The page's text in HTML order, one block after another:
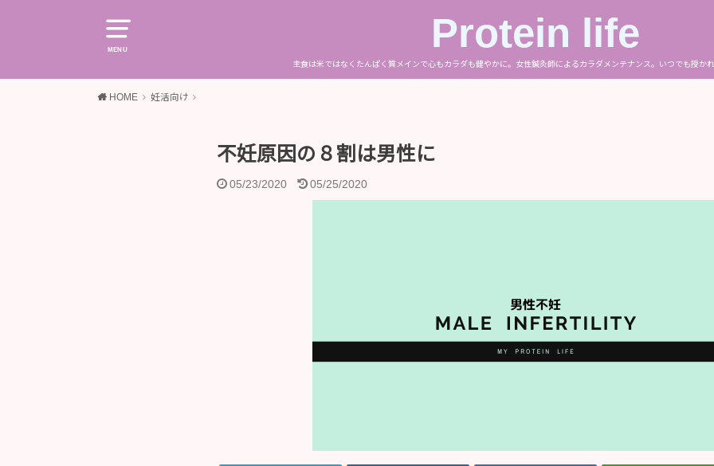
MENU Protein life
主食は米ではなくたんぱく質メインで心もカラダも健やかに。女性鍼灸師によるカラダメンテナンス。いつでも授かれ
HOME 妊活向け
不妊原因の８割は男性に
05/23/2020 05/25/2020